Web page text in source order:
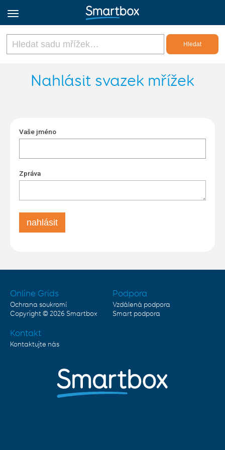
Online Grids
Nahlásit svazek mřížek
Vaše jméno
Zpráva
Online Grids
Ochrana soukromí
Copyright © 2026 Smartbox
Podpora
Vzdálená podpora
Smart podpora
Kontakt
Kontaktujte nás